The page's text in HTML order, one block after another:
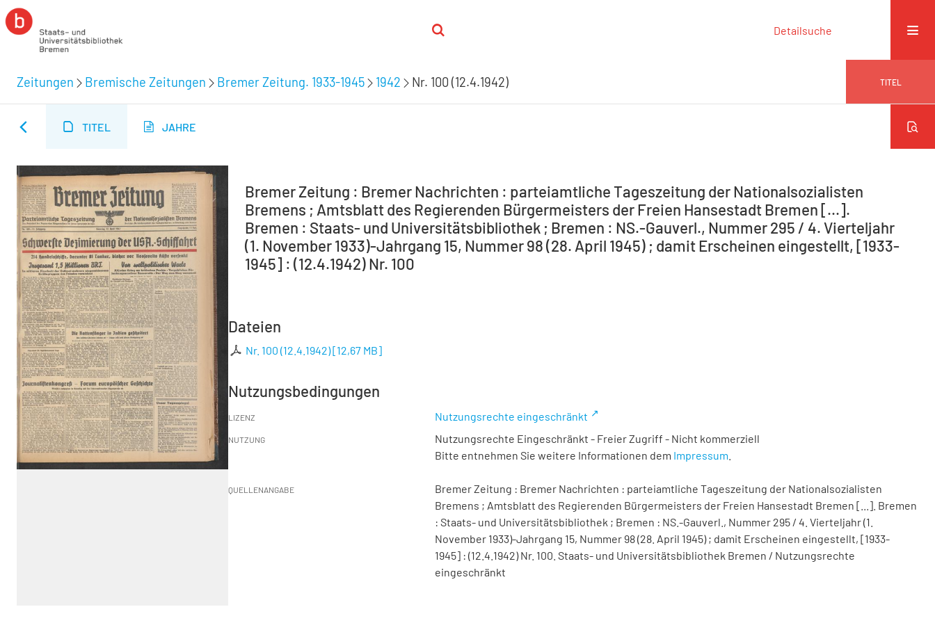
Detailsuche
Zeitungen Bremische Zeitungen Bremer Zeitung. 1933-1945 1942 Nr. 100 (12.4.1942) TITEL
TITEL JAHRE
Bremer Zeitung : Bremer Nachrichten : parteiamtliche Tageszeitung der Nationalsozialisten
Bremens ; Amtsblatt des Regierenden Bürgermeisters der Freien Hansestadt Bremen [...].
Bremen : Staats- und Universitätsbibliothek ; Bremen : NS.-Gauverl., Nummer 295 / 4. Vierteljahr
(1. November 1933)-Jahrgang 15, Nummer 98 (28. April 1945) ; damit Erscheinen eingestellt, [1933-
1945] : (12.4.1942) Nr. 100
Dateien
Nr. 100 (12.4.1942)[12,67 MB]
Nutzungsbedingungen
LIZENZ Nutzungsrechte eingeschränkt
NUTZUNG
Nutzungsrechte Eingeschränkt - Freier Zugriff - Nicht kommerziell
Bitte entnehmen Sie weitere Informationen dem Impressum
QUELLENANGABE
Bremer Zeitung : Bremer Nachrichten : parteiamtliche Tageszeitung der Nationalsozialisten
Bremens ; Amtsblatt des Regierenden Bürgermeisters der Freien Hansestadt Bremen [...]. Bremen
: Staats- und Universitätsbibliothek ; Bremen : NS.-Gauverl., Nummer 295 / 4. Vierteljahr (1.
November 1933)-Jahrgang 15, Nummer 98 (28. April 1945) ; damit Erscheinen eingestellt, [1933-
1945] : (12.4.1942) Nr. 100. Staats- und Universitätsbibliothek Bremen / Nutzungsrechte
eingeschränkt